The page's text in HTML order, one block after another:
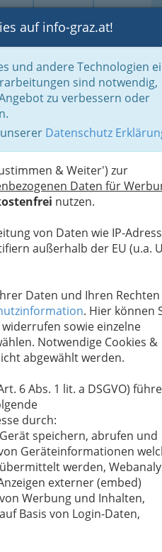
Login Toggle
auf info-graz.at!
und andere Technologien
sind notwendig,
zu verbessern oder
Datenschutz
& Weiter') zur
Daten für
nutzen.
von Daten wie IP-
außerhalb der EU (u.a.
Daten und Ihren Rechten
. Hier können
sowie einzelne
Notwendige Cookies &
abgewählt werden.
6 Abs. 1 lit. a DSGVO)
durch:
speichern, abrufen und
Geräteinformationen
werden,
externer (embed)
Werbung und Inhalten,
Basis von Login-Daten,
Lebensart
für Tribal,
Eltern dürfen sich
in
14 Jahren piercen
aufgrund der
erst ab 18 Jahren.
Einwilligung der
Piercing erforderlich,
dass das Piercing